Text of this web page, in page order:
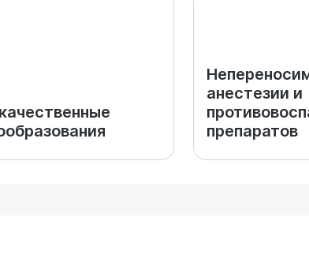
анестезии и
препаратов